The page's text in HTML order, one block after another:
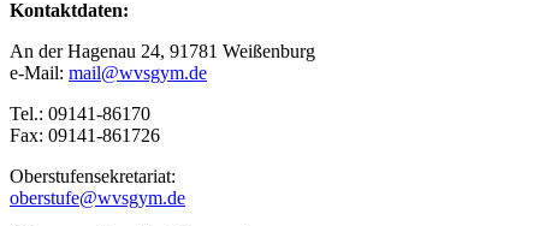
Kontaktdaten:
An der Hagenau 24, 91781 Weißenburg
e-Mail: mail@wvsgym.de
Tel.: 09141-86170
Fax: 09141-861726
Oberstufensekretariat:
oberstufe@wvsgym.de